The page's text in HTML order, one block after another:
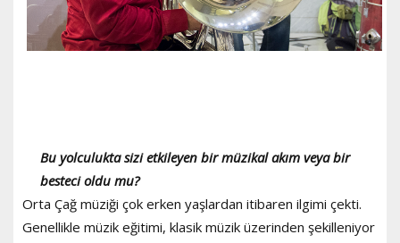
Bu yolculukta sizi etkileyen bir müzikal akım veya bir
besteci oldu mu?
Orta Çağ müziği çok erken yaşlardan itibaren ilgimi çekti.
Genellikle müzik eğitimi, klasik müzik üzerinden şekilleniyor